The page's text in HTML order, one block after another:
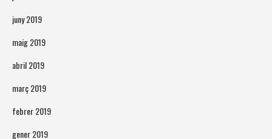
juny 2019
maig 2019
abril 2019
març 2019
febrer 2019
gener 2019